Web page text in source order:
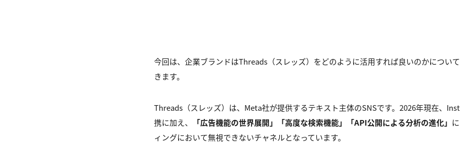
今回は、企業ブランドはThreads（スレッズ）をどのように活用すれば良いのかについ
きます。
Threads（スレッズ）は、Meta社が提供するテキスト主体のSNSです。2026年現在、
携に加え、
「広告機能の世界展開」「高度な検索機能」「API公開による分析の進化」
ィングにおいて無視できないチャネルとなっています。